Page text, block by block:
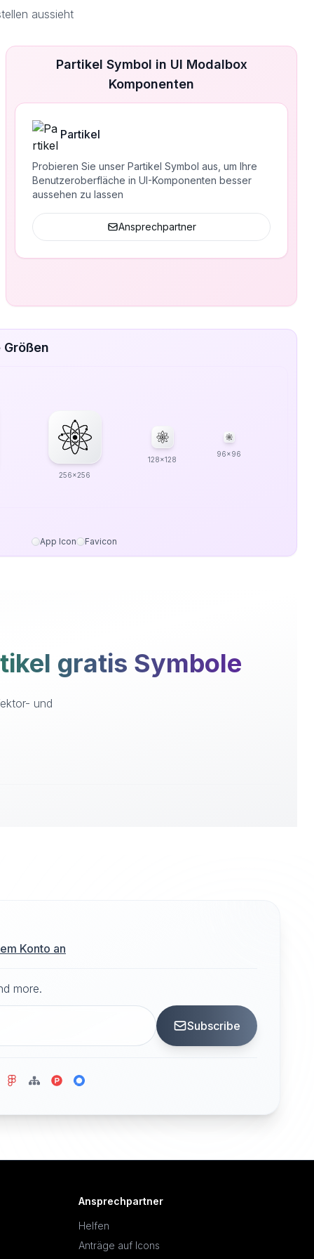
aussieht
Partikel Symbol in UI Modalbox
Komponenten
Partikel
Probieren Sie unser Partikel Symbol aus, um Ihre
Benutzeroberfläche in UI-Komponenten besser
aussehen zu lassen
Ansprechpartner
256x256
128x128
96x96
App Icon Favicon
gratis Symbole
und
Konto an
more.
Subscribe
Ansprechpartner
Helfen
Anträge auf Icons